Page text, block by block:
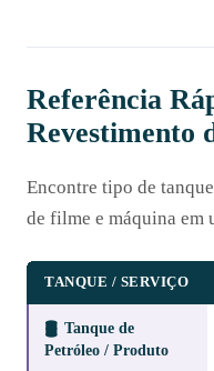
Referência
Revestimento
Encontre tipo de
de filme e máquina em
TANQUE / SERVIÇO
🛢️ Tanque de
Petróleo / Produto